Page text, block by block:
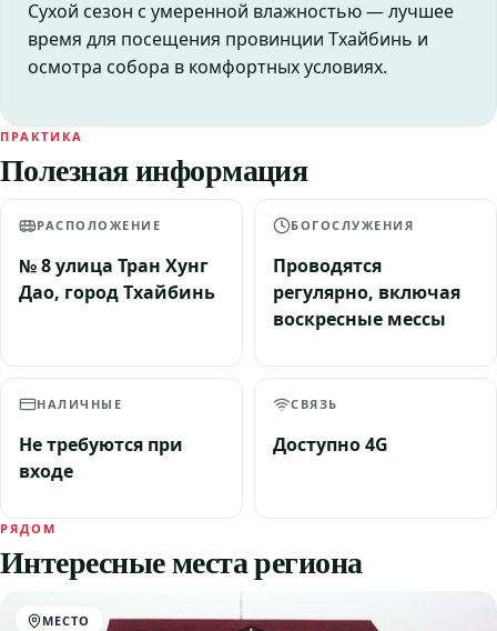
Сухой сезон с умеренной влажностью — лучшее
время для посещения провинции Тхайбинь и
осмотра собора в комфортных условиях.
ПРАКТИКА
Полезная информация
РАСПОЛОЖЕНИЕ
№ 8 улица Тран Хунг
Дао, город Тхайбинь
БОГОСЛУЖЕНИЯ
Проводятся
регулярно, включая
воскресные мессы
НАЛИЧНЫЕ
Не требуются при
входе
СВЯЗЬ
Доступно 4G
РЯДОМ
Интересные места региона
МЕСТО